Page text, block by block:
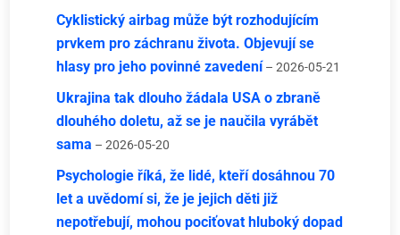
Cyklistický airbag může být rozhodujícím
prvkem pro záchranu života. Objevují se
hlasy pro jeho povinné zavedení – 2026-05-21
Ukrajina tak dlouho žádala USA o zbraně
dlouhého doletu, až se je naučila vyrábět
sama – 2026-05-20
Psychologie říká, že lidé, kteří dosáhnou 70
let a uvědomí si, že je jejich děti již
nepotřebují, mohou pociťovat hluboký dopad